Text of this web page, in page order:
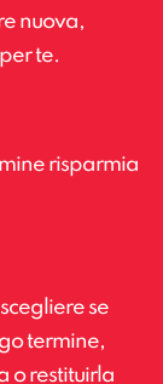
nuova,
te.
risparmia
se
termine,
o restituirla